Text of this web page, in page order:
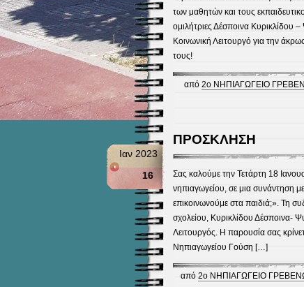
των μαθητών και τους
ομιλήτριες Δέσποινα Κυρικλίδου
Κοινωνική Λειτουργό για την
τους!
από 2ο ΝΗΠΙΑΓΩΓΕΙΟ
ΠΡΟΣΚΛΗΣΗ
Ιαν 2023
16
Σας καλούμε την Τετάρτη 18
νηπιαγωγείου, σε μια συνάντηση
επικοινωνούμε στα παιδιά;». Τη
σχολείου, Κυρικλίδου Δέσποινα-
Λειτουργός. Η παρουσία σας
Νηπιαγωγείου Γούση […]
από 2ο ΝΗΠΙΑΓΩΓΕΙΟ